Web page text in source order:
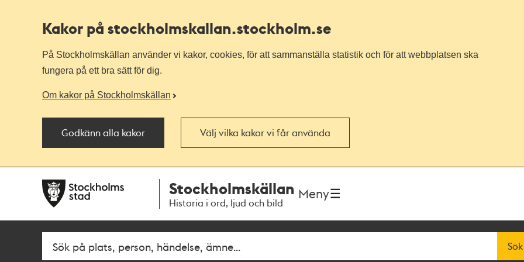
Kakor på stockholmskallan.stockholm.se
På Stockholmskällan använder vi kakor, cookies, för att sammanställa statistik och för att webbplatsen ska
fungera på ett bra sätt för dig.
Om kakor på Stockholmskällan
Godkänn alla kakor Välj vilka kakor vi får använda
navigationen
huvudinnehållet
Stockholmskällan
Historia i ord, ljud och bild
Meny
Fritextsök Sök